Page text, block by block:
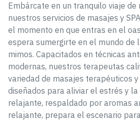
Embárcate en un tranquilo viaje de
nuestros servicios de masajes y
el momento en que entras en el
espera sumergirte en el mundo de
mimos. Capacitados en técnicas
modernas, nuestros terapeutas
variedad de masajes terapéuticos
diseñados para aliviar el estrés y
relajante, respaldado por aromas
relajante, prepara el escenario